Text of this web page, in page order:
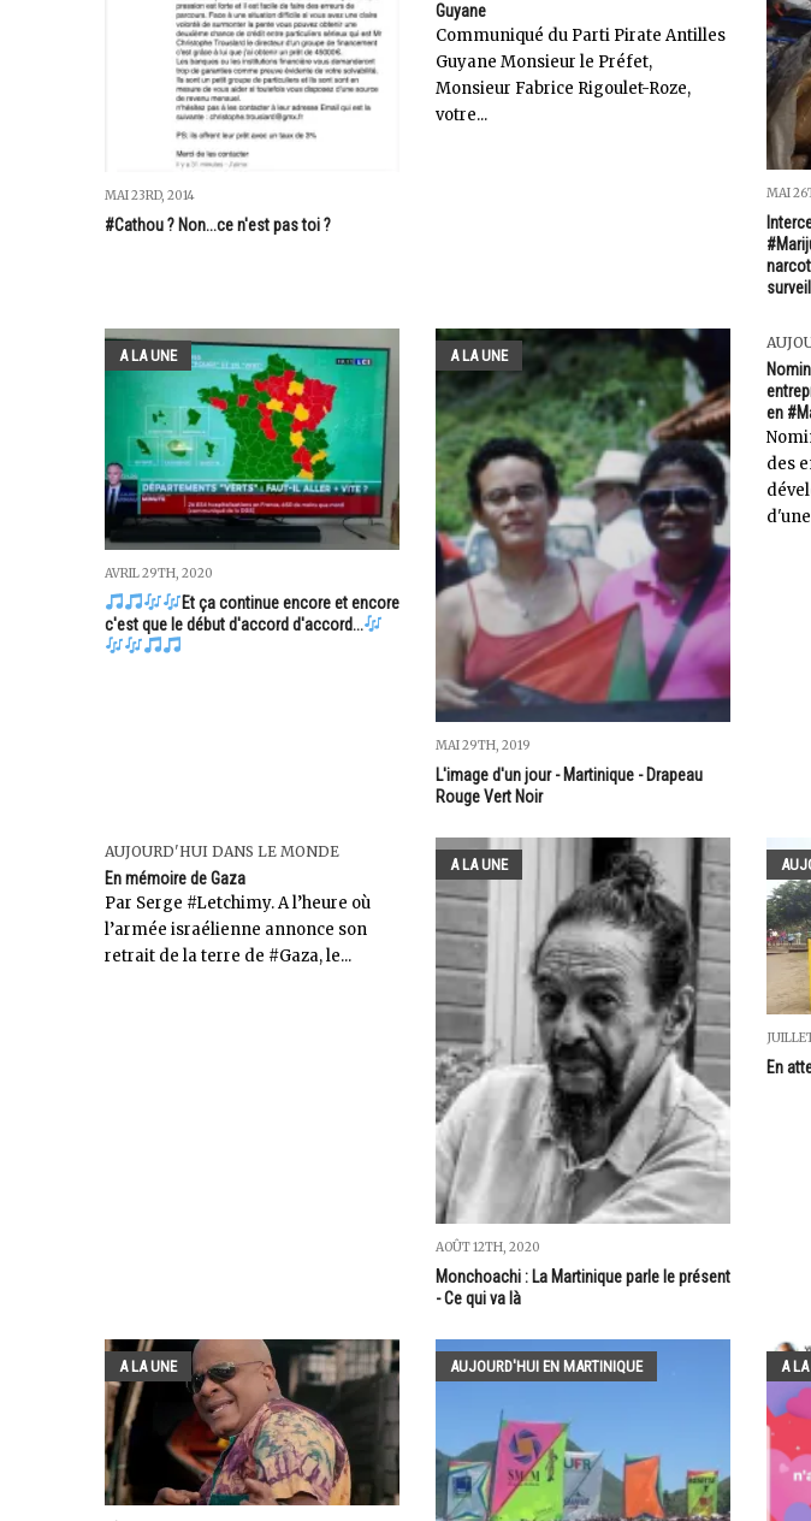
MAI 23RD, 2014
#Cathou ? Non...ce n'est pas toi ?
Guyane
Communiqué du Parti Pirate Antilles
Guyane Monsieur le Préfet,
Monsieur Fabrice Rigoulet-Roze,
votre...
MAI
A LA UNE
AVRIL 29TH, 2020
Et ça continue encore et encore
c'est que le début d'accord d'accord...
A LA UNE
MAI 29TH, 2019
L'image d'un jour - Martinique - Drapeau
Rouge Vert Noir
en
des
AUJOURD'HUI DANS LE MONDE
En mémoire de Gaza
Par Serge #Letchimy. A l’heure où
l’armée israélienne annonce son
retrait de la terre de #Gaza, le...
A LA UNE
AOÛT 12TH, 2020
Monchoachi : La Martinique parle le présent
- Ce qui va là
En
A LA UNE AUJOURD'HUI EN MARTINIQUE A